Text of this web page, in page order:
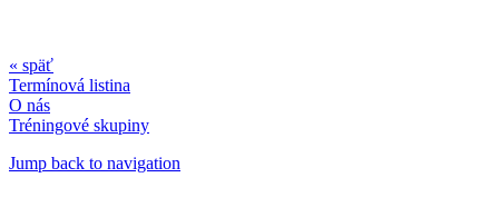
« späť
Termínová listina
O nás
Tréningové skupiny
Jump back to navigation